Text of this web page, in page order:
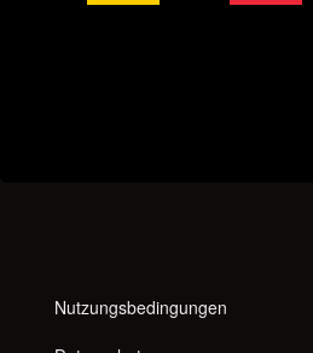
Nutzungsbedingungen